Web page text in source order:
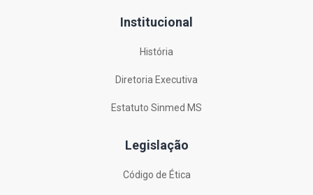
Institucional
História
Diretoria Executiva
Estatuto Sinmed MS
Legislação
Código de Ética